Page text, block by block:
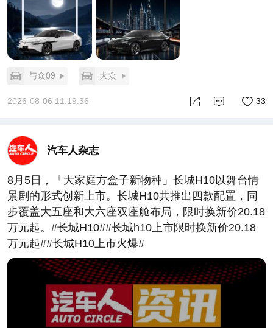
与众09 大众
2026-08-06 11:19:36 33
汽车人杂志
8月5日，「大家庭方盒子新物种」长城H10以舞台情
景剧的形式创新上市。长城H10共推出四款配置，同
步覆盖大五座和大六座双座舱布局，限时换新价20.18
万元起。#长城H10##长城h10上市限时换新价20.18
万元起##长城H10上市火爆#